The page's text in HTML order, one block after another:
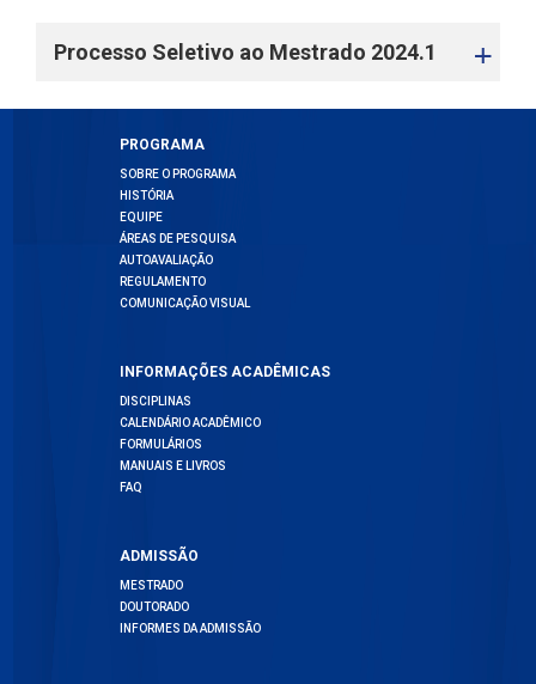
Processo Seletivo ao Mestrado 2024.1
PROGRAMA
SOBRE O PROGRAMA
HISTÓRIA
EQUIPE
ÁREAS DE PESQUISA
AUTOAVALIAÇÃO
REGULAMENTO
COMUNICAÇÃO VISUAL
INFORMAÇÕES ACADÊMICAS
DISCIPLINAS
CALENDÁRIO ACADÊMICO
FORMULÁRIOS
MANUAIS E LIVROS
FAQ
ADMISSÃO
MESTRADO
DOUTORADO
INFORMES DA ADMISSÃO